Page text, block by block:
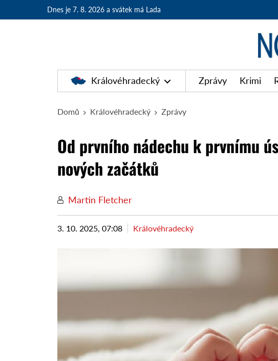
Dnes je 7. 8. 2026 a svátek má Lada
Královéhradecký Zprávy Krimi
Domů Královéhradecký Zprávy
Od prvního nádechu k prvnímu
nových začátků
Martin Fletcher
3. 10. 2025, 07:08 Královéhradecký